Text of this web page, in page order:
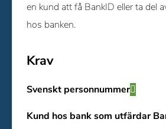
en kund att få BankID eller ta del
hos banken.
Krav
Svenskt personnummer
Kund hos bank som utfärdar